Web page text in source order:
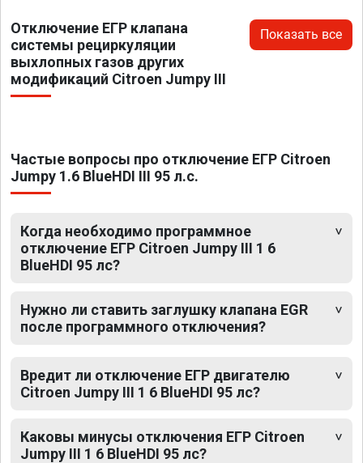
Отключение ЕГР клапана
системы рециркуляции
выхлопных газов других
модификаций Citroen Jumpy III
Показать все
Частые вопросы про отключение ЕГР Citroen
Jumpy 1.6 BlueHDI III 95 л.с.
Когда необходимо программное
отключение ЕГР Citroen Jumpy III 1 6
BlueHDI 95 лс?
Нужно ли ставить заглушку клапана EGR
после программного отключения?
Вредит ли отключение ЕГР двигателю
Citroen Jumpy III 1 6 BlueHDI 95 лс?
Каковы минусы отключения ЕГР Citroen
Jumpy III 1 6 BlueHDI 95 лс?